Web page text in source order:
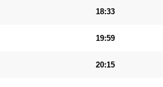
18:33
19:59
20:15